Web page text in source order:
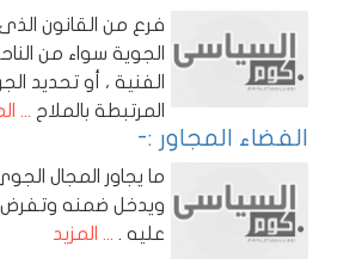
فرع من القانون
الجوية سواء من
الفنية ، أو تحديد
المرتبطة بالملاح ...
الفضاء المجاور :-
ما يجاور المجال
ويدخل ضمنه وتفرض
عليه . ... المزيد